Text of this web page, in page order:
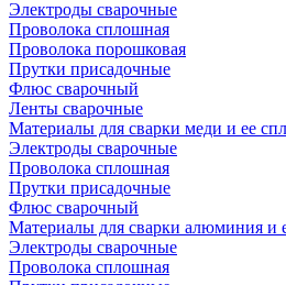
Электроды сварочные
Проволока сплошная
Проволока порошковая
Прутки присадочные
Флюс сварочный
Ленты сварочные
Материалы для сварки меди и ее
Электроды сварочные
Проволока сплошная
Прутки присадочные
Флюс сварочный
Материалы для сварки алюминия и
Электроды сварочные
Проволока сплошная